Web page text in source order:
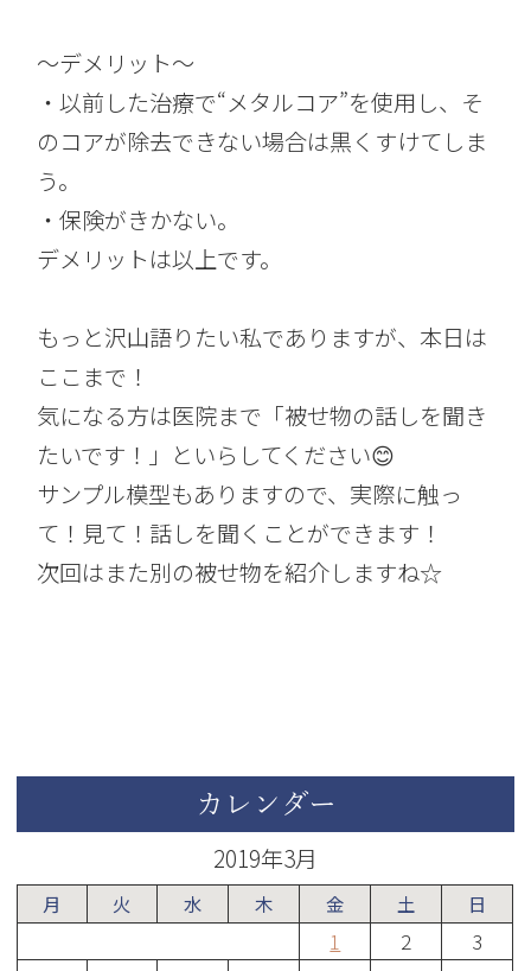
～デメリット～
・以前した治療で“メタルコア”を使用し、そ
のコアが除去できない場合は黒くすけてしま
う。
・保険がきかない。
デメリットは以上です。
もっと沢山語りたい私でありますが、本日は
ここまで！
気になる方は医院まで「被せ物の話しを聞き
たいです！」といらしてください😊
サンプル模型もありますので、実際に触っ
て！見て！話しを聞くことができます！
次回はまた別の被せ物を紹介しますね☆
カレンダー
2019年3月
月 火 水 木 金 土 日
1 2
3